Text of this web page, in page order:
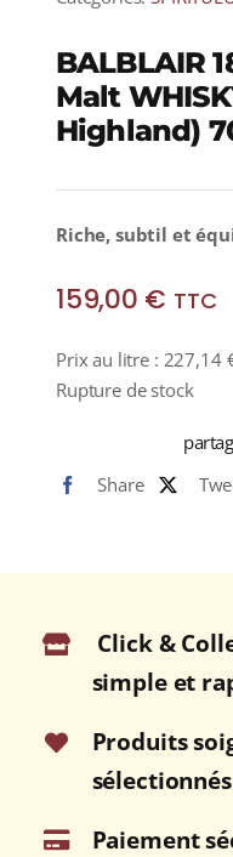
BALBLAIR
Malt
Highland)
Riche, subtil et
159,00 € TTC
Prix au litre : 227,14
Rupture de stock
Share
Click &
simple et
Produits
sélectionnés
Paiement